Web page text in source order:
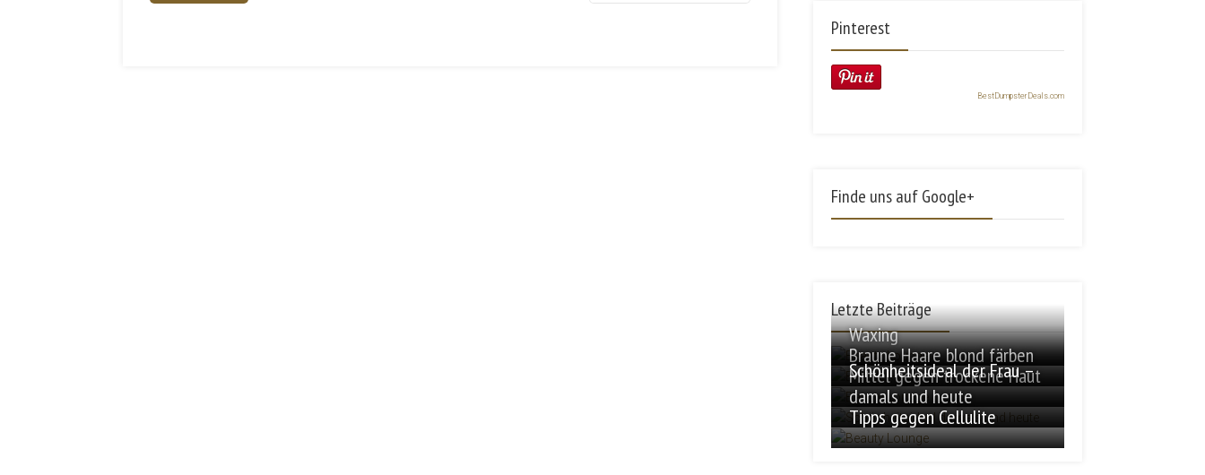
Pinterest
BestDumpsterDeals.com
Finde uns auf Google+
Letzte Beiträge
Waxing
Braune Haare blond färben
Mittel gegen trockene Haut
Schönheitsideal der Frau –
damals und heute
Tipps gegen Cellulite